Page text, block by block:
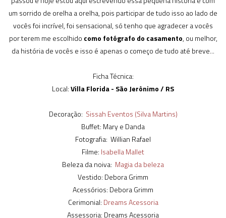
um sorrido de orelha a orelha, pois participar de tudo isso ao lado de
vocês foi incrível, foi sensacional, só tenho que agradecer a vocês
por terem me escolhido como fotógrafo do casamento, ou melhor,
da história de vocês e isso é apenas o começo de tudo até breve...
Ficha Técnica:
Local:Villa Florida - São Jerônimo / RS
Decoração: Sissah Eventos (Silva Martins)
Buffet: Mary e Danda
Fotografia: Willian Rafael
Filme: Isabella Mallet
Beleza da noiva: Magia da beleza
Vestido: Debora Grimm
Acessórios: Debora Grimm
Cerimonial: Dreams Acessoria
Assessoria: Dreams Acessoria